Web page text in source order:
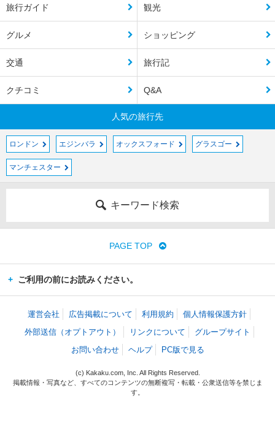
旅行ガイド 観光
グルメ ショッピング
交通 旅行記
クチコミ Q&A
人気の旅行先
ロンドン エジンバラ オックスフォード グラスゴー
マンチェスター
キーワード検索
PAGE TOP
ご利用の前にお読みください。
運営会社 広告掲載について 利用規約
個人情報保護方針
外部送信（オプトアウト）
リンクについて
グループサイト
お問い合わせ
ヘルプ PC版で見る
(c) Kakaku.com, Inc. All Rights Reserved.
掲載情報・写真など、すべてのコンテンツの無断複写・転載・公衆送信等を禁じま
す。